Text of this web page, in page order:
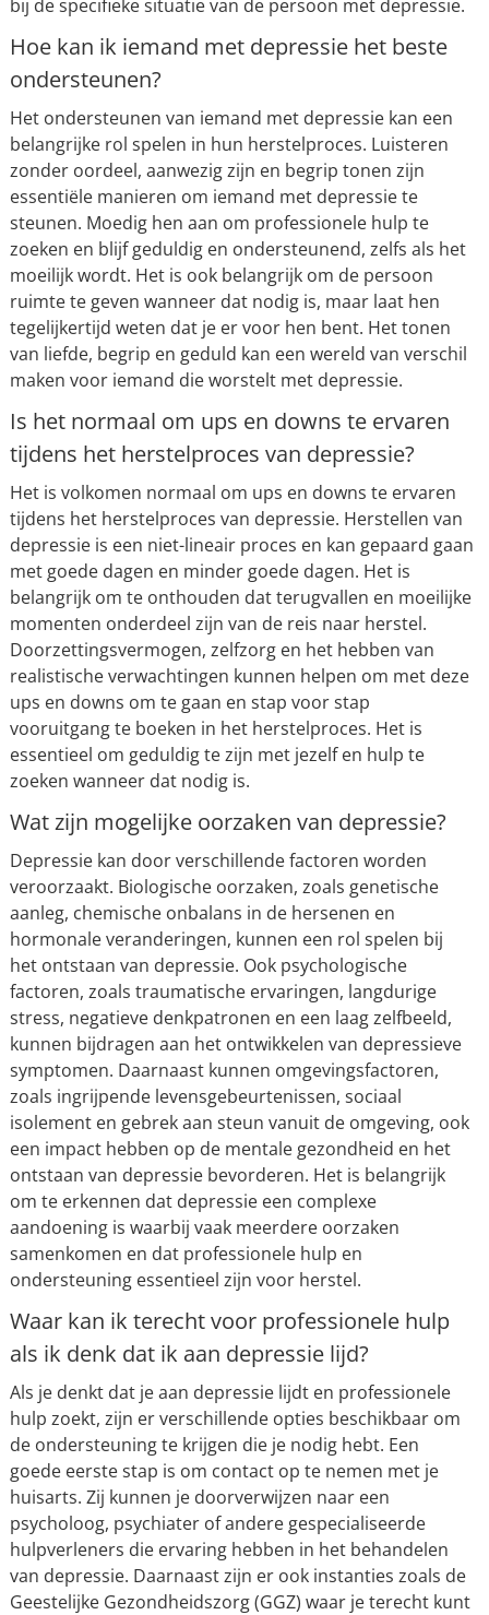
bij de specifieke situatie van de persoon met depressie.
Hoe kan ik iemand met depressie het beste
ondersteunen?
Het ondersteunen van iemand met depressie kan een
belangrijke rol spelen in hun herstelproces. Luisteren
zonder oordeel, aanwezig zijn en begrip tonen zijn
essentiële manieren om iemand met depressie te
steunen. Moedig hen aan om professionele hulp te
zoeken en blijf geduldig en ondersteunend, zelfs als het
moeilijk wordt. Het is ook belangrijk om de persoon
ruimte te geven wanneer dat nodig is, maar laat hen
tegelijkertijd weten dat je er voor hen bent. Het tonen
van liefde, begrip en geduld kan een wereld van verschil
maken voor iemand die worstelt met depressie.
Is het normaal om ups en downs te ervaren
tijdens het herstelproces van depressie?
Het is volkomen normaal om ups en downs te ervaren
tijdens het herstelproces van depressie. Herstellen van
depressie is een niet-lineair proces en kan gepaard gaan
met goede dagen en minder goede dagen. Het is
belangrijk om te onthouden dat terugvallen en moeilijke
momenten onderdeel zijn van de reis naar herstel.
Doorzettingsvermogen, zelfzorg en het hebben van
realistische verwachtingen kunnen helpen om met deze
ups en downs om te gaan en stap voor stap
vooruitgang te boeken in het herstelproces. Het is
essentieel om geduldig te zijn met jezelf en hulp te
zoeken wanneer dat nodig is.
Wat zijn mogelijke oorzaken van depressie?
Depressie kan door verschillende factoren worden
veroorzaakt. Biologische oorzaken, zoals genetische
aanleg, chemische onbalans in de hersenen en
hormonale veranderingen, kunnen een rol spelen bij
het ontstaan van depressie. Ook psychologische
factoren, zoals traumatische ervaringen, langdurige
stress, negatieve denkpatronen en een laag zelfbeeld,
kunnen bijdragen aan het ontwikkelen van depressieve
symptomen. Daarnaast kunnen omgevingsfactoren,
zoals ingrijpende levensgebeurtenissen, sociaal
isolement en gebrek aan steun vanuit de omgeving, ook
een impact hebben op de mentale gezondheid en het
ontstaan van depressie bevorderen. Het is belangrijk
om te erkennen dat depressie een complexe
aandoening is waarbij vaak meerdere oorzaken
samenkomen en dat professionele hulp en
ondersteuning essentieel zijn voor herstel.
Waar kan ik terecht voor professionele hulp
als ik denk dat ik aan depressie lijd?
Als je denkt dat je aan depressie lijdt en professionele
hulp zoekt, zijn er verschillende opties beschikbaar om
de ondersteuning te krijgen die je nodig hebt. Een
goede eerste stap is om contact op te nemen met je
huisarts. Zij kunnen je doorverwijzen naar een
psycholoog, psychiater of andere gespecialiseerde
hulpverleners die ervaring hebben in het behandelen
van depressie. Daarnaast zijn er ook instanties zoals de
Geestelijke Gezondheidszorg (GGZ) waar je terecht kunt